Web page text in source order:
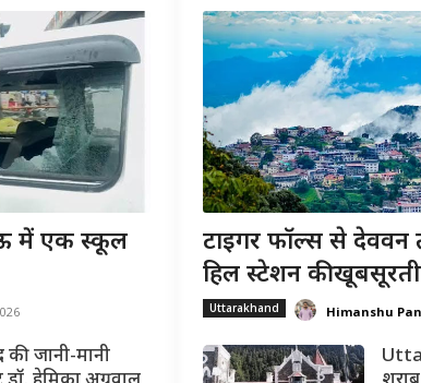
में एक स्कूल
की जानी-मानी
टाइगर फॉल्स से
हिल स्टेशन की
Uttarakhand Himanshu